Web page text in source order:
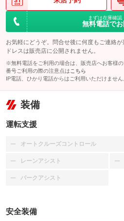
まずは在庫確認
無料電話で
お気軽にどうぞ。問合せ後に何度もご連絡
ドレスは販売店に公開されません。
※無料電話をご利用の場合は、販売店へお客様
番号ご利用の際の注意点は こちら
IP電話、ひかり電話からはご利用いただけません
装備
運転支援
オートクルーズコントロール
：装備なし
レーンアシスト
：装備なし
パークアシスト
：装備なし
安全装備